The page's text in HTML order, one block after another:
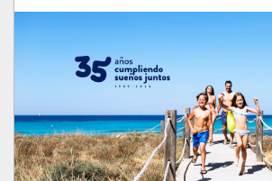
Vous avez oublié votre mot de passe?
DÉMARRER SESSION
CONTACT
OFFRES
BLOG
RESPONSABILITÉ SOCIALE